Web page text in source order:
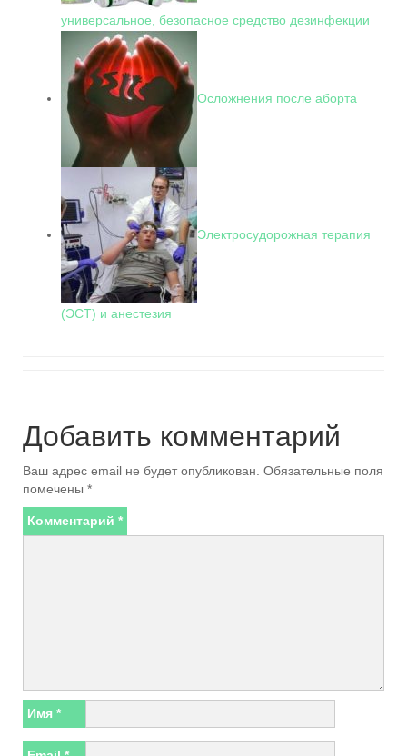
универсальное, безопасное средство дезинфекции
Осложнения после аборта
Электросудорожная терапия
(ЭСТ) и анестезия
Добавить комментарий
Ваш адрес email не будет опубликован. Обязательные поля
помечены *
Комментарий *
Имя *